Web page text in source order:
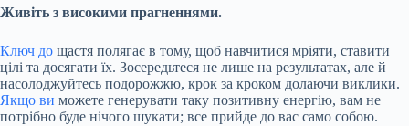
Живіть з високими прагненнями.
Ключ до щастя полягає в тому, щоб навчитися мріяти, ставити
цілі та досягати їх. Зосередьтеся не лише на результатах, але й
насолоджуйтесь подорожжю, крок за кроком долаючи виклики.
Якщо ви можете генерувати таку позитивну енергію, вам не
потрібно буде нічого шукати; все прийде до вас само собою.